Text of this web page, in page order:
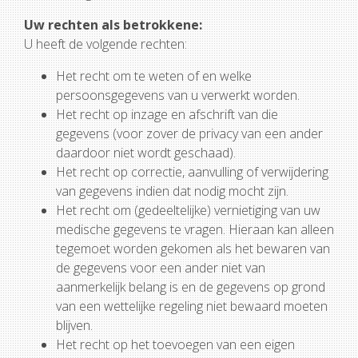
Uw rechten als betrokkene:
U heeft de volgende rechten:
Het recht om te weten of en welke
persoonsgegevens van u verwerkt worden.
Het recht op inzage en afschrift van die
gegevens (voor zover de privacy van een ander
daardoor niet wordt geschaad).
Het recht op correctie, aanvulling of verwijdering
van gegevens indien dat nodig mocht zijn.
Het recht om (gedeeltelijke) vernietiging van uw
medische gegevens te vragen. Hieraan kan alleen
tegemoet worden gekomen als het bewaren van
de gegevens voor een ander niet van
aanmerkelijk belang is en de gegevens op grond
van een wettelijke regeling niet bewaard moeten
blijven.
Het recht op het toevoegen van een eigen